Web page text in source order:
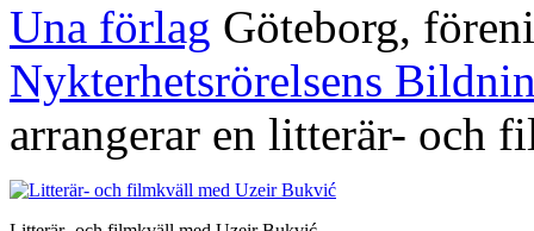
Una förlag Göteborg,
Nykterhetsrörelsens
arrangerar en litterär- och